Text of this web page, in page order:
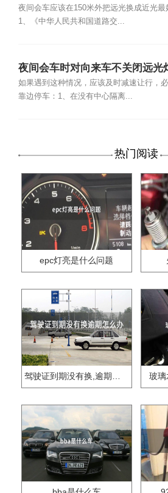
夜间会车应该在150米外把远光换成近光最
1、《中华人民共和国道路交...
夜间会车时对向来车不关闭远光
么办?
如果遇到这种情况，应该及时减速让行，
靠边停车：1、在没有中心隔离...
热门阅读
epc灯亮是什么问题
驾驶证到期没有换,逾期怎么办?? 玻璃